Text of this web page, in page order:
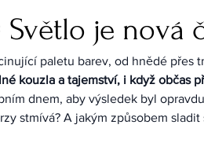
je nová
paletu barev, od hnědé přes
kouzla a tajemství, i když občas
dnem, aby výsledek byl
stmívá? A jakým způsobem